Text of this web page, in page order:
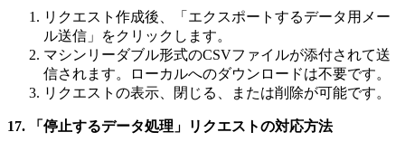
リクエスト作成後、「エクスポートするデータ用メー
ル送信」をクリックします。
マシンリーダブル形式のCSVファイルが添付されて送
信されます。ローカルへのダウンロードは不要です。
リクエストの表示、閉じる、または削除が可能です。
17. 「停止するデータ処理」リクエストの対応方法